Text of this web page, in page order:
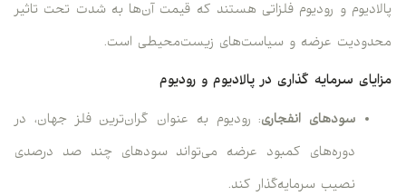
پالادیوم و رودیوم فلزاتی هستند که قیمت آن‌ها به شدت تحت تاثیر
محدودیت عرضه و سیاست‌های زیست‌محیطی است.
مزایای سرمایه گذاری در پالادیوم و رودیوم
سودهای انفجاری: رودیوم به عنوان گران‌ترین فلز جهان، در
دوره‌های کمبود عرضه می‌تواند سودهای چند صد درصدی
نصیب سرمایه‌گذار کند.